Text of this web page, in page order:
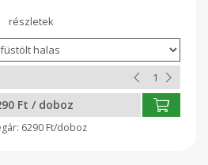
-Csak nyers lazacos Minden
frissen készítünk a Kosár
Ft / doboz
6290 Ft/doboz